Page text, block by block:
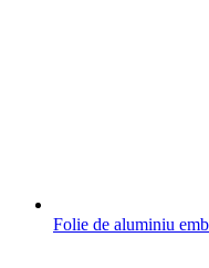
Folie de aluminiu